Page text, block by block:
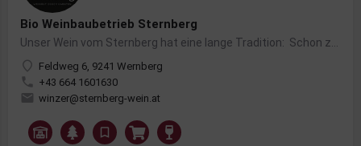
Bio Weinbaubetrieb Sternberg
Feldweg 6, 9241 Wernberg
+43 664 1601630
winzer@sternberg-wein.at